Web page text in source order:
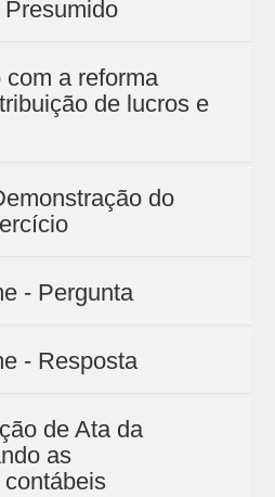
com a reforma
de lucros e
do
- Pergunta
- Resposta
de Ata da
as